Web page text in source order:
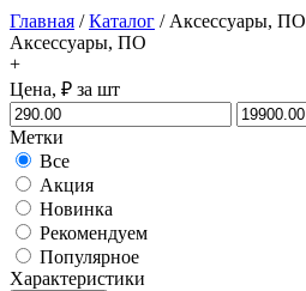
Главная /Каталог / Аксессуары, ПО
Аксессуары, ПО
+
Цена, ₽ за шт
Метки
Все
Акция
Новинка
Рекомендуем
Популярное
Характеристики